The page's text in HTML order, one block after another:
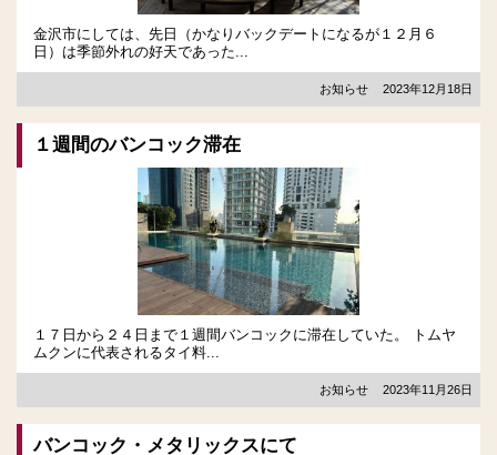
金沢市にしては、先日（かなりバックデートになるが１２月６
日）は季節外れの好天であった...
お知らせ 2023年12月18日
１週間のバンコック滞在
１７日から２４日まで１週間バンコックに滞在していた。 トムヤ
ムクンに代表されるタイ料...
お知らせ 2023年11月26日
バンコック・メタリックスにて